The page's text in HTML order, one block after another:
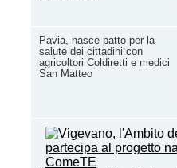
Pavia, nasce patto per la
salute dei cittadini con
agricoltori Coldiretti e medici
San Matteo